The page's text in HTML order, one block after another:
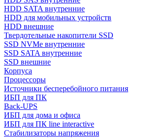
HDD SATA внутренние
HDD для мобильных устройств
HDD внешние
Твердотельные накопители SSD
SSD NVMe внутренние
SSD SATA внутренние
SSD внешние
Корпуса
Процессоры
Источники бесперебойного питания
ИБП для ПК
Back-UPS
ИБП для дома и офиса
ИБП для ПК linе interactive
Стабилизаторы напряжения